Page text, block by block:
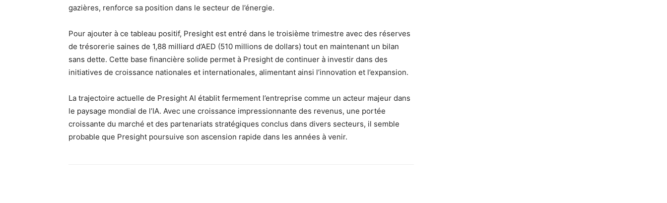
gazières, renforce sa position dans le secteur de l’énergie.
Pour ajouter à ce tableau positif, Presight est entré dans le troisième trimestre avec des réserves
de trésorerie saines de 1,88 milliard d’AED (510 millions de dollars) tout en maintenant un bilan
sans dette. Cette base financière solide permet à Presight de continuer à investir dans des
initiatives de croissance nationales et internationales, alimentant ainsi l’innovation et l’expansion.
La trajectoire actuelle de Presight AI établit fermement l’entreprise comme un acteur majeur dans
le paysage mondial de l’IA. Avec une croissance impressionnante des revenus, une portée
croissante du marché et des partenariats stratégiques conclus dans divers secteurs, il semble
probable que Presight poursuive son ascension rapide dans les années à venir.